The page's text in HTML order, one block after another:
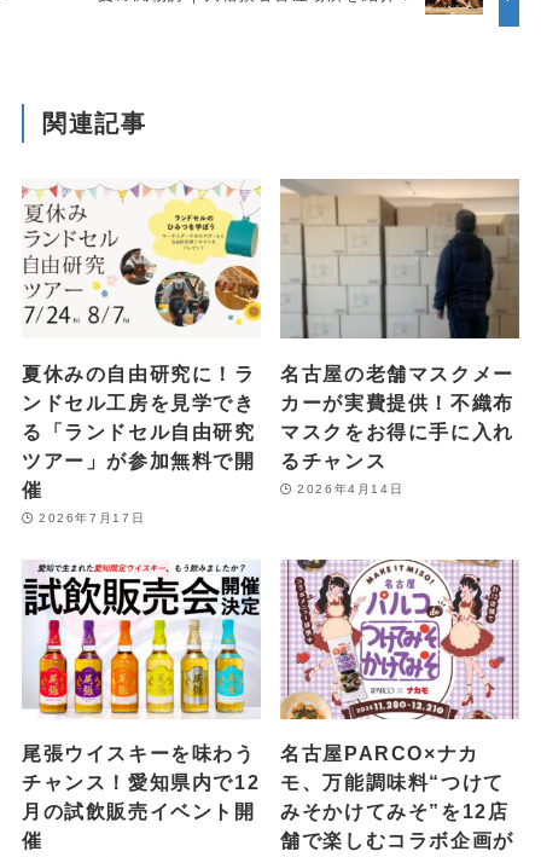
関連記事
夏休みの自由研究に！ラ
ンドセル工房を見学でき
る「ランドセル自由研究
ツアー」が参加無料で開
催
2026年7月17日
名古屋の老舗マスクメー
カーが実費提供！不織布
マスクをお得に手に入れ
るチャンス
2026年4月14日
尾張ウイスキーを味わう
チャンス！愛知県内で12
月の試飲販売イベント開
催
名古屋PARCO×ナカ
モ、万能調味料“つけて
みそかけてみそ”を12店
舗で楽しむコラボ企画が